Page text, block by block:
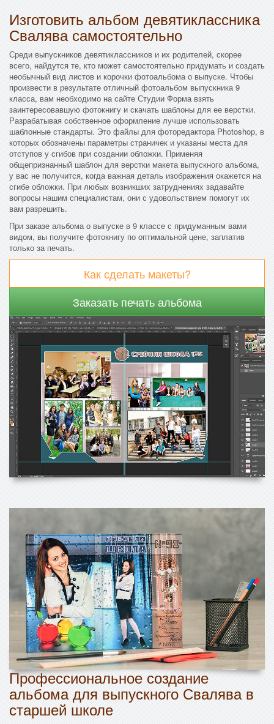
Изготовить альбом девятиклассника
Свалява самостоятельно
Среди выпускников девятиклассников и их родителей, скорее
всего, найдутся те, кто может самостоятельно придумать и создать
необычный вид листов и корочки фотоальбома о выпуске. Чтобы
произвести в результате отличный фотоальбом выпускника 9
класса, вам необходимо на сайте Студии Форма взять
заинтересовавшую фотокнигу и скачать шаблоны для ее верстки.
Разрабатывая собственное оформление лучше использовать
шаблонные стандарты. Это файлы для фоторедактора Photoshop, в
которых обозначены параметры страничек и указаны места для
отступов у сгибов при создании обложки. Применяя
общепризнанный шаблон для верстки макета выпускного альбома,
у вас не получится, когда важная деталь изображения окажется на
сгибе обложки. При любых возникших затруднениях задавайте
вопросы нашим специалистам, они с удовольствием помогут их
вам разрешить.
При заказе альбома о выпуске в 9 классе с придуманным вами
видом, вы получите фотокнигу по оптимальной цене, заплатив
только за печать.
Как сделать макеты?
Заказать печать альбома
Профессиональное создание
альбома для выпускного Свалява в
старшей школе